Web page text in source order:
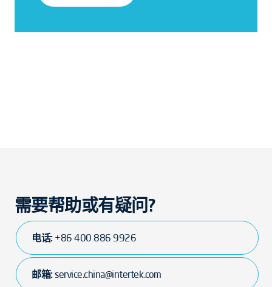
需要帮助或有疑问?
电话: +86 400 886 9926
邮箱:service.china@intertek.com